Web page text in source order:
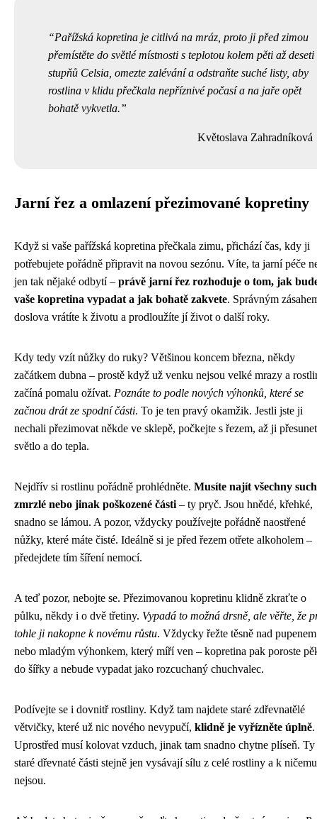
Pařížská kopretina je citlivá na mráz, proto ji před zimou
přemístěte do světlé místnosti s teplotou kolem pěti až deseti
stupňů Celsia, omezte zalévání a odstraňte suché listy, aby
rostlina v klidu přečkala nepříznivé počasí a na jaře opět
bohatě vykvetla.
Květoslava Zahradníková
Jarní řez a omlazení přezimované kopretiny
Když si vaše pařížská kopretina přečkala zimu, přichází čas, kdy ji
potřebujete pořádně připravit na novou sezónu. Víte, ta jarní péče
jen tak nějaké odbytí – právě jarní řez rozhoduje o tom, jak
vaše kopretina vypadat a jak bohatě zakvetе. Správným
doslova vrátíte k životu a prodloužíte jí život o další roky.
Kdy tedy vzít nůžky do ruky? Většinou koncem března, někdy
začátkem dubna – prostě když už venku nejsou velké mrazy a
začíná pomalu ožívat. Poznáte to podle nových výhonků, které se
začnou drát ze spodní části. To je ten pravý okamžik. Jestli jste ji
nechali přezimovat někde ve sklepě, počkejte s řezem, až ji
světlo a do tepla.
Nejdřív si rostlinu pořádně prohlédněte. Musíte najít všechny
zmrzlé nebo jinak poškozené části – ty pryč. Jsou hnědé, křehké,
snadno se lámou. A pozor, vždycky používejte pořádně naostřené
nůžky, které máte čisté. Ideálně si je před řezem otřete alkoholem –
předejdete tím šíření nemocí.
A teď pozor, nebojte se. Přezimovanou kopretinu klidně zkraťte o
půlku, někdy i o dvě třetiny. Vypadá to možná drsně, ale věřte, že
tohle ji nakopne k novému růstu. Vždycky řežte těsně nad pupenem
nebo mladým výhonkem, který míří ven – kopretina pak poroste
do šířky a nebude vypadat jako rozcuchaný chuchvalec.
Podívejte se i dovnitř rostliny. Když tam najdete staré zdřevnatělé
větvičky, které už nic nového nevypučí, klidně je vyřízněte úplně.
Uprostřed musí kolovat vzduch, jinak tam snadno chytne plíseň. Ty
staré dřevnaté části stejně jen vysávají sílu z celé rostliny a k ničemu
nejsou.